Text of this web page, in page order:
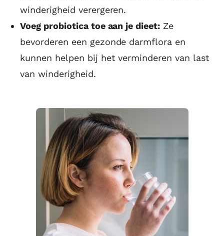
winderigheid verergeren.
Voeg probiotica toe aan je dieet: Ze
bevorderen een gezonde darmflora en
kunnen helpen bij het verminderen van last
van winderigheid.